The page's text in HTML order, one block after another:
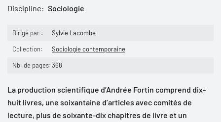
Discipline: Sociologie
Dirigé par : Sylvie Lacombe
Collection: Sociologie contemporaine
Nb. de pages:368
La production scientifique d’Andrée Fortin comprend dix-
huit livres, une soixantaine d’articles avec comités de
lecture, plus de soixante-dix chapitres de livre et un